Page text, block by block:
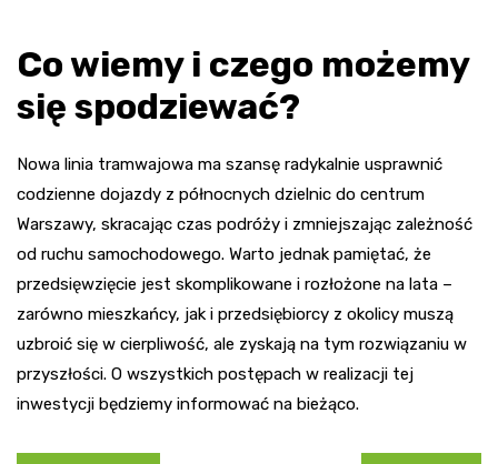
Co wiemy i czego możemy
się spodziewać?
Nowa linia tramwajowa ma szansę radykalnie usprawnić
codzienne dojazdy z północnych dzielnic do centrum
Warszawy, skracając czas podróży i zmniejszając zależność
od ruchu samochodowego. Warto jednak pamiętać, że
przedsięwzięcie jest skomplikowane i rozłożone na lata –
zarówno mieszkańcy, jak i przedsiębiorcy z okolicy muszą
uzbroić się w cierpliwość, ale zyskają na tym rozwiązaniu w
przyszłości. O wszystkich postępach w realizacji tej
inwestycji będziemy informować na bieżąco.